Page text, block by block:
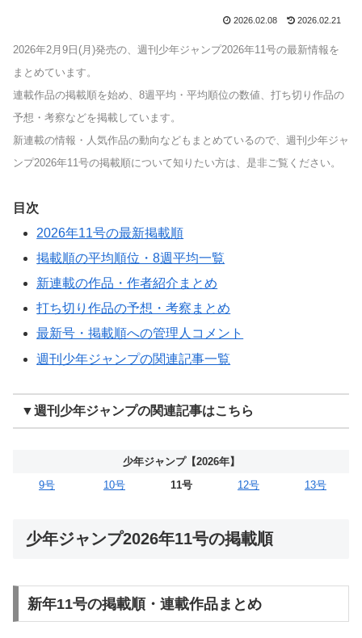
2026.02.08 2026.02.21
2026年2月9日(月)発売の、週刊少年ジャンプ2026年11号の最新情報を
まとめています。
連載作品の掲載順を始め、8週平均・平均順位の数値、打ち切り作品の
予想・考察などを掲載しています。
新連載の情報・人気作品の動向などもまとめているので、週刊少年ジャ
ンプ2026年11号の掲載順について知りたい方は、是非ご覧ください。
目次
2026年11号の最新掲載順
掲載順の平均順位・8週平均一覧
新連載の作品・作者紹介まとめ
打ち切り作品の予想・考察まとめ
最新号・掲載順への管理人コメント
週刊少年ジャンプの関連記事一覧
▼週刊少年ジャンプの関連記事はこちら
少年ジャンプ【2026年】
9号
10号 11号 12号 13号
少年ジャンプ2026年11号の掲載順
新年11号の掲載順・連載作品まとめ